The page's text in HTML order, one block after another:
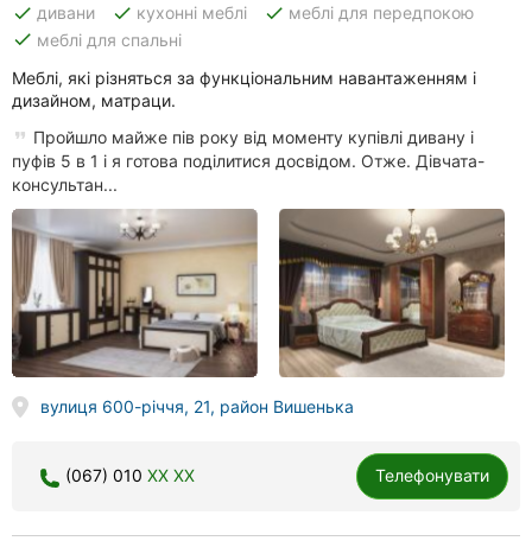
done дивани done кухонні меблі done меблі для передпокою
done меблі для спальні
Меблі, які різняться за функціональним навантаженням і
дизайном, матраци.
Пройшло майже пів року від моменту купівлі дивану і
пуфів 5 в 1 і я готова поділитися досвідом. Отже. Дівчата-
консультан...
вулиця 600-річчя, 21, район Вишенька
(067) 010 XX XX Телефонувати